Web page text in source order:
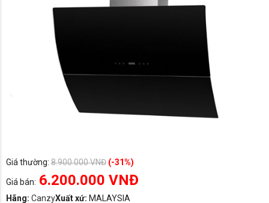
Giá thường: 8.900.000 VNĐ (-31%)
Giá bán: 6.200.000 VNĐ
Hãng: CanzyXuất xứ: MALAYSIA